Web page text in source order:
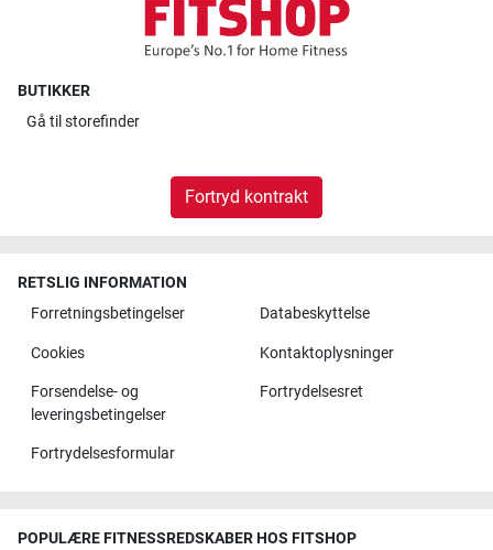
BUTIKKER
Gå til storefinder
Fortryd kontrakt
RETSLIG INFORMATION
Forretningsbetingelser
Databeskyttelse
Cookies Kontaktoplysninger
Forsendelse- og
leveringsbetingelser
Fortrydelsesret
Fortrydelsesformular
POPULÆRE FITNESSREDSKABER HOS FITSHOP